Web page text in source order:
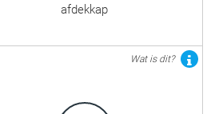
afdekkap
Wat is dit?